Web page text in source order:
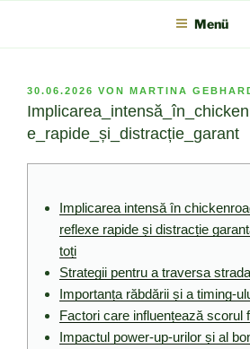
springen
Menü
VERÖFFENTLICHT
AM
30.06.2026 VON MARTINA
e_rapide_și_distracție_garant
Implicarea intensă în
reflexe rapide și distracție
toți
Strategii pentru a traversa
Importanța răbdării și a timing-
Factori care influențează scorul
Impactul power-up-urilor și al